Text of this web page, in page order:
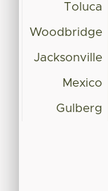
Toluca
Woodbridge
Jacksonville
Mexico
Gulberg